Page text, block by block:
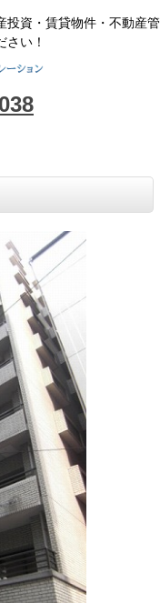
投資・賃貸物件・不動産管
さい！